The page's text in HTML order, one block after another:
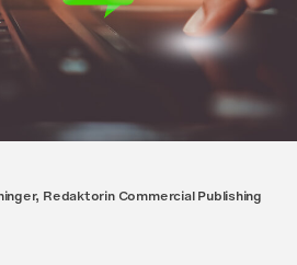
Redaktorin Commercial Publishing